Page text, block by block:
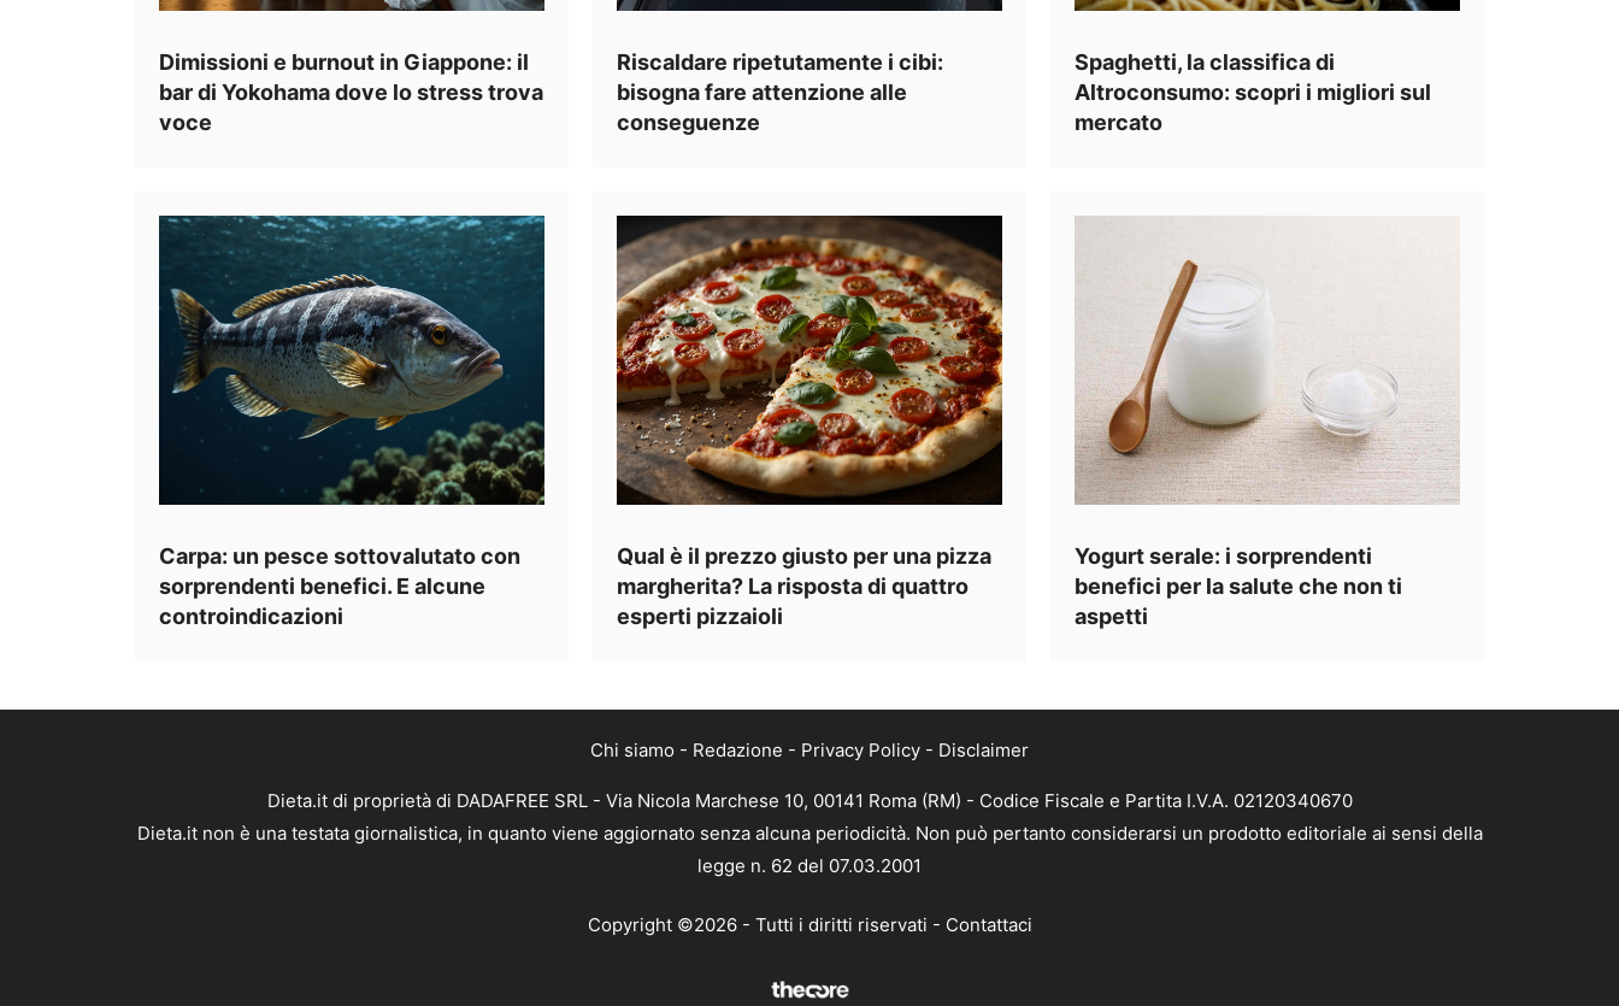
Dimissioni e burnout in Giappone: il
bar di Yokohama dove lo stress trova
voce
Riscaldare ripetutamente i cibi:
bisogna fare attenzione alle
conseguenze
Spaghetti, la classifica di
Altroconsumo: scopri i migliori sul
mercato
Carpa: un pesce sottovalutato con
sorprendenti benefici. E alcune
controindicazioni
Qual è il prezzo giusto per una pizza
margherita? La risposta di quattro
esperti pizzaioli
Yogurt serale: i sorprendenti
benefici per la salute che non ti
aspetti
Chi siamo - Redazione - Privacy Policy - Disclaimer
Dieta.it di proprietà di DADAFREE SRL - Via Nicola Marchese 10, 00141 Roma (RM) - Codice Fiscale e Partita I.V.A. 02120340670
Dieta.it non è una testata giornalistica, in quanto viene aggiornato senza alcuna periodicità. Non può pertanto considerarsi un prodotto editoriale ai sensi della
legge n. 62 del 07.03.2001
Copyright ©2026 - Tutti i diritti riservati - Contattaci